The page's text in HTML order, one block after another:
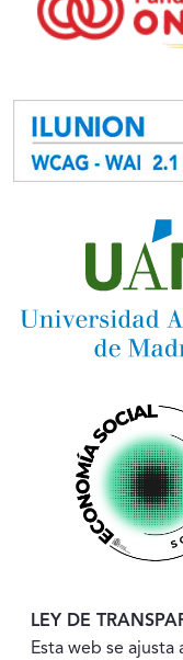
LEY DE
Esta web se